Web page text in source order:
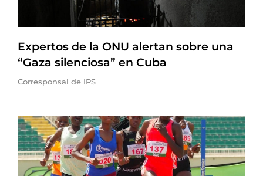
Expertos de la ONU alertan sobre una
“Gaza silenciosa” en Cuba
Corresponsal de IPS